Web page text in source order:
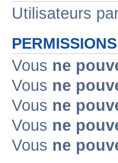
Utilisateurs
Vous ne
Vous ne
Vous ne
Vous ne
Vous ne